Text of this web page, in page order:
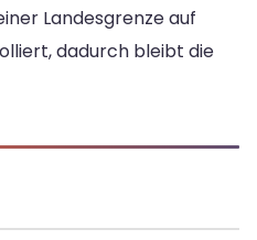
Landesgrenze auf
dadurch bleibt die